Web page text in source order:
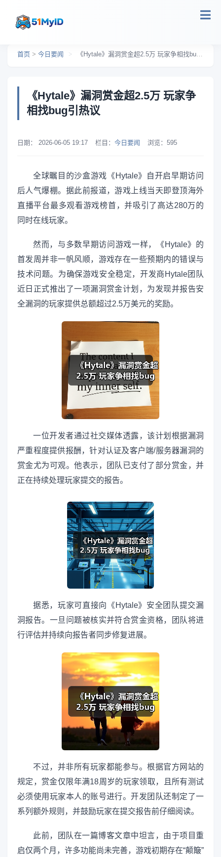
首页 > 今日要闻 > 《Hytale》漏洞赏金超2.5万 玩家争相找bug引热议
《Hytale》漏洞赏金超2.5万 玩家争
相找bug引热议
日期： 2026-06-05 19:17 栏目： 今日要闻 浏览： 595
全球瞩目的沙盒游戏《Hytale》自开启早期访问
后人气爆棚。据此前报道，游戏上线当天即登顶海外
直播平台最多观看游戏榜首，并吸引了高达280万的
同时在线玩家。
然而，与多数早期访问游戏一样，《Hytale》的
首发周并非一帆风顺，游戏存在一些预期内的错误与
技术问题。为确保游戏安全稳定，开发商Hytale团队
近日正式推出了一项漏洞赏金计划，为发现并报告安
全漏洞的玩家提供总额超过2.5万美元的奖励。
一位开发者通过社交媒体透露，该计划根据漏洞
严重程度提供报酬，针对认证及客户端/服务器漏洞的
赏金尤为可观。他表示，团队已支付了部分赏金，并
正在持续处理玩家提交的报告。
据悉，玩家可直接向《Hytale》安全团队提交漏
洞报告。一旦问题被核实并符合赏金资格，团队将进
行评估并持续向报告者同步修复进展。
不过，并非所有玩家都能参与。根据官方网站的
规定，赏金仅限年满18周岁的玩家领取，且所有测试
必须使用玩家本人的账号进行。开发团队还制定了一
系列额外规则，并鼓励玩家在提交报告前仔细阅读。
此前，团队在一篇博客文章中坦言，由于项目重
启仅两个月，许多功能尚未完善，游戏初期存在“颠簸”